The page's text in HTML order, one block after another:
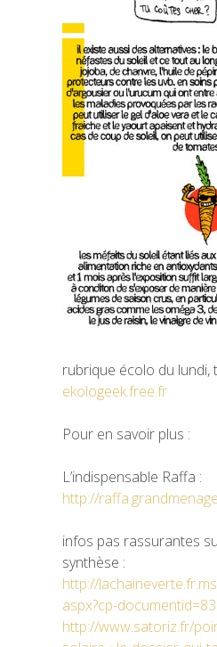
rubrique écolo du
ekologeek.free.fr
Pour en savoir plus :
L’indispensable Raffa :
http://
infos pas rassurantes
synthèse :
http://
aspx?cp-
http://www.satoriz.fr/